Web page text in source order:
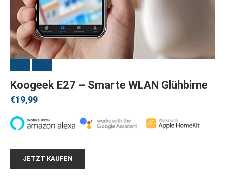
Koogeek E27 – Smarte WLAN Glühbirne
€19,99
JETZT KAUFEN